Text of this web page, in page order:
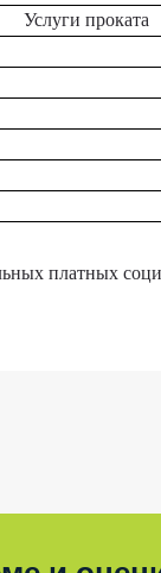
Услуги проката
платных